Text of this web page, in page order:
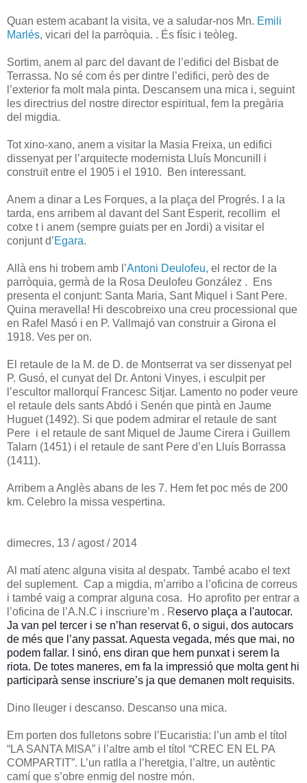
Quan estem acabant la visita, ve a saludar-nos Mn. Emili
Marlés, vicari del la parròquia. . És físic i teòleg.
Sortim, anem al parc del davant de l’edifici del Bisbat de
Terrassa. No sé com és per dintre l’edifici, però des de
l’exterior fa molt mala pinta. Descansem una mica i, seguint
les directrius del nostre director espiritual, fem la pregària
del migdia.
Tot xino-xano, anem a visitar la Masia Freixa, un edifici
dissenyat per l’arquitecte modernista Lluís Moncunill i
construït entre el 1905 i el 1910. Ben interessant.
Anem a dinar a Les Forques, a la plaça del Progrés. I a la
tarda, ens arribem al davant del Sant Esperit, recollim el
cotxe t i anem (sempre guiats per en Jordi) a visitar el
conjunt d’Egara.
Allà ens hi trobem amb l’Antoni Deulofeu, el rector de la
parròquia, germà de la Rosa Deulofeu González . Ens
presenta el conjunt: Santa Maria, Sant Miquel i Sant Pere.
Quina meravella! Hi descobreixo una creu processional que
en Rafel Masó i en P. Vallmajó van construir a Girona el
1918. Ves per on.
El retaule de la M. de D. de Montserrat va ser dissenyat pel
P. Gusó, el cunyat del Dr. Antoni Vinyes, i esculpit per
l’escultor mallorquí Francesc Sitjar. Lamento no poder veure
el retaule dels sants Abdó i Senén que pintà en Jaume
Huguet (1492). Si que podem admirar el retaule de sant
Pere i el retaule de sant Miquel de Jaume Cirera i Guillem
Talarn (1451) i el retaule de sant Pere d’en Lluís Borrassa
(1411).
Arribem a Anglès abans de les 7. Hem fet poc més de 200
km. Celebro la missa vespertina.
dimecres, 13 / agost / 2014
Al matí atenc alguna visita al despatx. També acabo el text
del suplement. Cap a migdia, m’arribo a l’oficina de correus
i també vaig a comprar alguna cosa. Ho aprofito per entrar a
l’oficina de l’A.N.C i inscriure’m . Reservo plaça a l'autocar.
Ja van pel tercer i se n’han reservat 6, o sigui, dos autocars
de més que l’any passat. Aquesta vegada, més que mai, no
podem fallar. I sinó, ens diran que hem punxat i serem la
riota. De totes maneres, em fa la impressió que molta gent hi
participarà sense inscriure’s ja que demanen molt requisits.
Dino lleuger i descanso. Descanso una mica.
Em porten dos fulletons sobre l’Eucaristia: l’un amb el títol
“LA SANTA MISA” i l’altre amb el títol “CREC EN EL PA
COMPARTIT”. L’un ratlla a l’heretgia, l’altre, un autèntic
camí que s’obre enmig del nostre món.